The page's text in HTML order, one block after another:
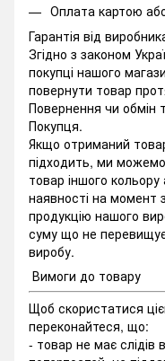
Оплата картою
Гарантія від
Згідно з законом
покупці нашого
повернути товар
Повернення чи обмін
Покупця.
Якщо отриманий
підходить, ми можемо
товар іншого
наявності на момент
продукцію нашого
суму що не
виробу.
Вимоги до товару
Щоб скористатися
переконайтеся, що:
- товар не має слідів